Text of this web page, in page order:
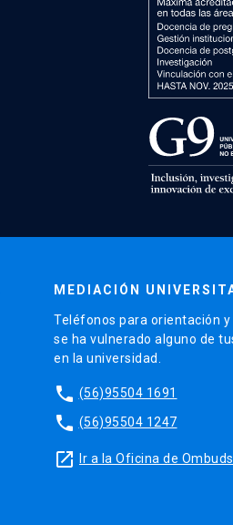
MEDIACIÓN
Teléfonos para orientación y
se ha vulnerado alguno de
en la universidad.
phone (56)95504 1691
phone (56)95504 1247
launch Ir a la Oficina de